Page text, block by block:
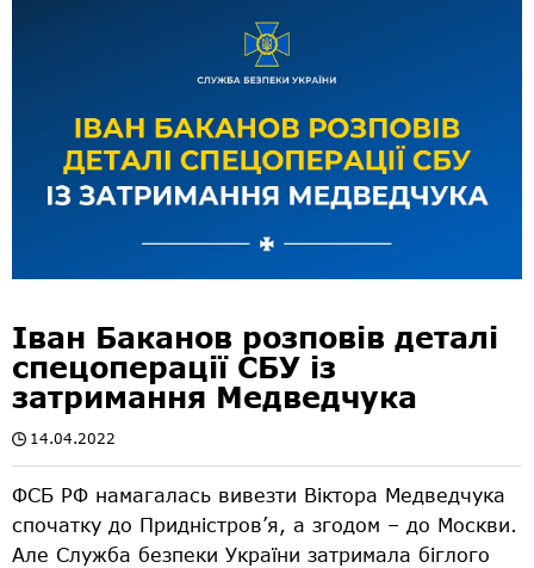
Іван Баканов розповів деталі
спецоперації СБУ із
затримання Медведчука
14.04.2022
ФСБ РФ намагалась вивезти Віктора Медведчука
спочатку до Придністров’я, а згодом – до Москви.
Але Служба безпеки України затримала біглого